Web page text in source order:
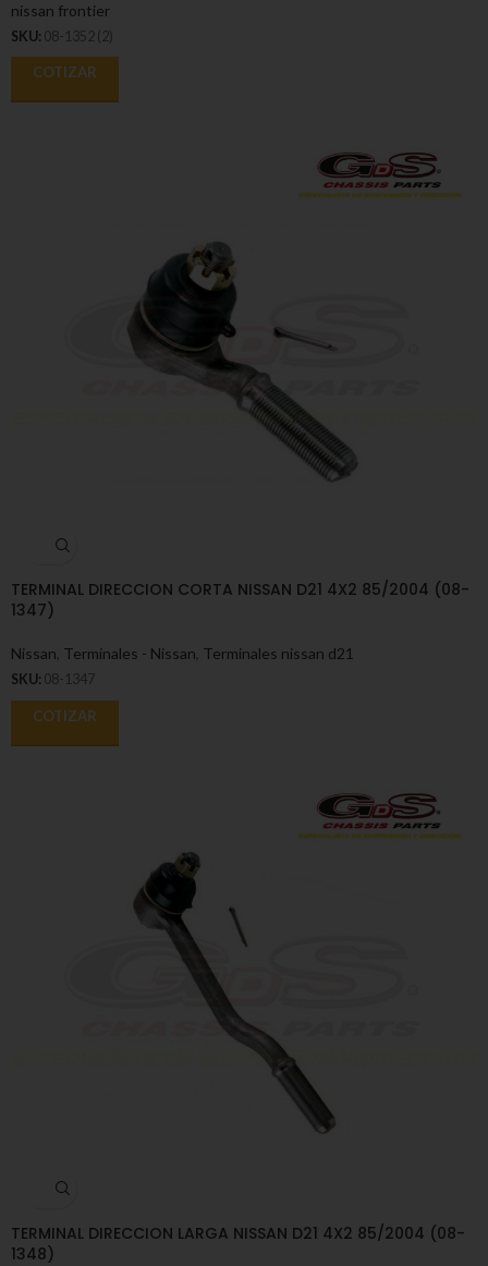
nissan frontier
SKU: 08-1352 (2)
COTIZAR
TERMINAL DIRECCION CORTA NISSAN D21 4X2 85/2004 (08-
1347)
Nissan Terminales - Nissan Terminales nissan d21
SKU: 08-1347
COTIZAR
TERMINAL DIRECCION LARGA NISSAN D21 4X2 85/2004 (08-
1348)